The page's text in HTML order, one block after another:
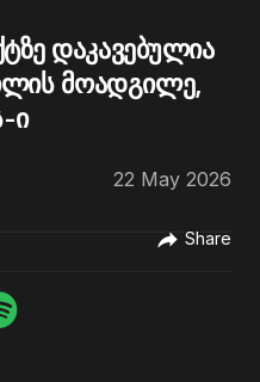
დაკავებულია
მოადგილე,
ი
22 May 2026
Share